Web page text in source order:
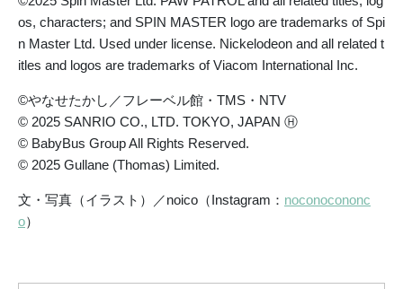
os, characters; and SPIN MASTER logo are trademarks of Spi
n Master Ltd. Used under license. Nickelodeon and all related t
itles and logos are trademarks of Viacom International Inc.
©やなせたかし／フレーベル館・TMS・NTV
© 2025 SANRIO CO., LTD. TOKYO, JAPAN Ⓗ
© BabyBus Group All Rights Reserved.
© 2025 Gullane (Thomas) Limited.
文・写真（イラスト）／noico（Instagram： noconocononc
o）